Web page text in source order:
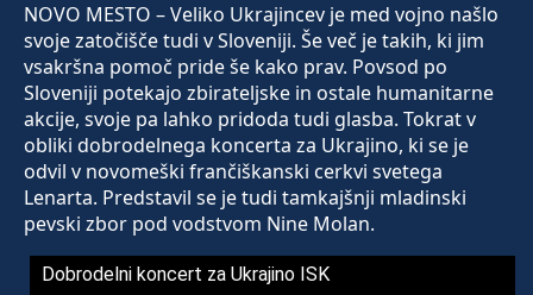
NOVO MESTO – Veliko Ukrajincev je med vojno našlo
svoje zatočišče tudi v Sloveniji. Še več je takih, ki jim
vsakršna pomoč pride še kako prav. Povsod po
Sloveniji potekajo zbirateljske in ostale humanitarne
akcije, svoje pa lahko pridoda tudi glasba. Tokrat v
obliki dobrodelnega koncerta za Ukrajino, ki se je
odvil v novomeški frančiškanski cerkvi svetega
Lenarta. Predstavil se je tudi tamkajšnji mladinski
pevski zbor pod vodstvom Nine Molan.
Dobrodelni koncert za Ukrajino ISK